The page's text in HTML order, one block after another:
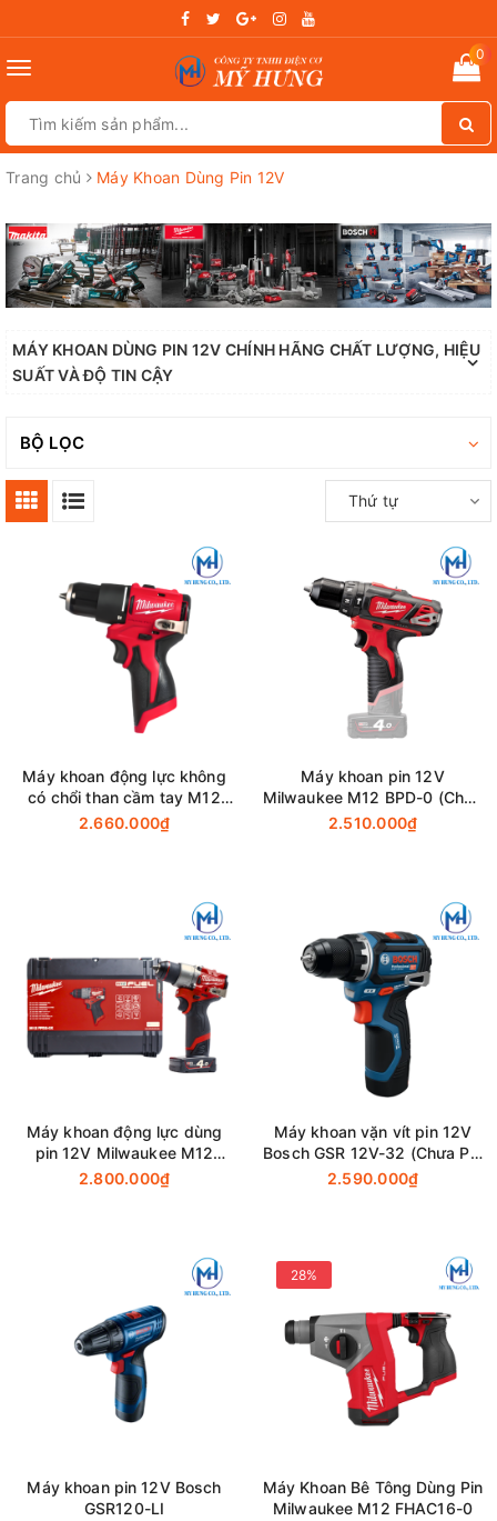
Toggle
0
Trang chủ Máy Khoan Dùng Pin 12V
MÁY KHOAN DÙNG PIN 12V CHÍNH HÃNG CHẤT LƯỢNG, HIỆU
SUẤT VÀ ĐỘ TIN CẬY
BỘ LỌC
Thứ tự
Máy khoan động lực không
có chổi than cầm tay M12
BLPDRC-0
2.660.000₫
Máy khoan pin 12V
Milwaukee M12 BPD-0 (Chưa
Pin & Sạc)
2.510.000₫
Máy khoan động lực dùng
pin 12V Milwaukee M12
FPD2-0X (Chưa Pin & Sạc)
2.800.000₫
Máy khoan vặn vít pin 12V
Bosch GSR 12V-32 (Chưa Pin
& Sạc)
2.590.000₫
Máy khoan pin 12V Bosch
GSR120-LI
28%
Máy Khoan Bê Tông Dùng Pin
Milwaukee M12 FHAC16-0